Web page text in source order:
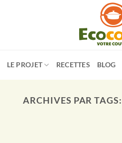
LE PROJET RECETTES BLOG
ARCHIVES PAR TAGS: